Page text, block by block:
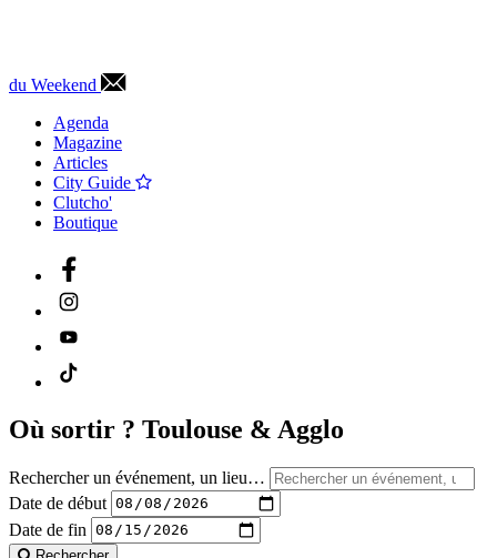
du Weekend
Agenda
Magazine
Articles
City Guide
Clutcho'
Boutique
Où sortir ? Toulouse & Agglo
Rechercher un événement, un lieu…
Date de début
Date de fin